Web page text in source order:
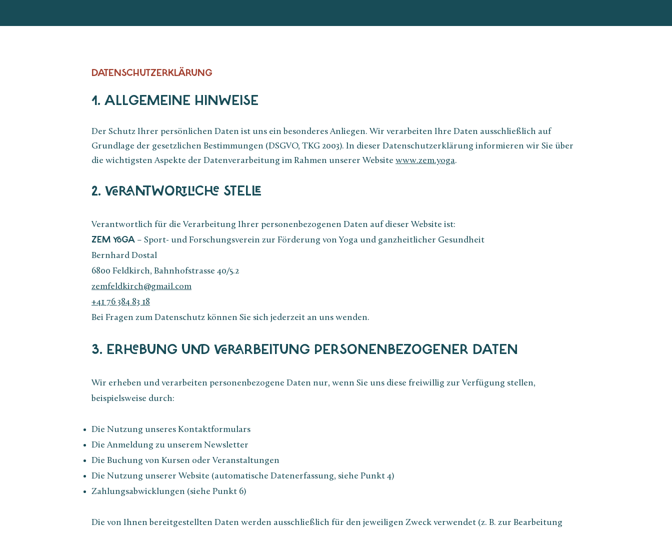
DATENSCHUTZERKLÄRUNG
1. ALLGEMEINE HINWEISE
Der Schutz Ihrer persönlichen Daten ist uns ein besonderes Anliegen. Wir verarbeiten Ihre Daten ausschließlich auf
Grundlage der gesetzlichen Bestimmungen (DSGVO, TKG 2003). In dieser Datenschutzerklärung informieren wir Sie über
die wichtigsten Aspekte der Datenverarbeitung im Rahmen unserer Website www.zem.yoga.
2. VERANTWORTLICHE STELLE
Verantwortlich für die Verarbeitung Ihrer personenbezogenen Daten auf dieser Website ist:
ZEM YOGA – Sport- und Forschungsverein zur Förderung von Yoga und ganzheitlicher Gesundheit
Bernhard Dostal
6800 Feldkirch, Bahnhofstrasse 40/5.2
zemfeldkirch@gmail.com
+41 76 384 83 18
Bei Fragen zum Datenschutz können Sie sich jederzeit an uns wenden.
3. ERHEBUNG UND VERARBEITUNG PERSONENBEZOGENER DATEN
Wir erheben und verarbeiten personenbezogene Daten nur, wenn Sie uns diese freiwillig zur Verfügung stellen,
beispielsweise durch:​
Die Nutzung unseres Kontaktformulars
Die Anmeldung zu unserem Newsletter
Die Buchung von Kursen oder Veranstaltungen
Die Nutzung unserer Website (automatische Datenerfassung, siehe Punkt 4)
Zahlungsabwicklungen (siehe Punkt 6)​
Die von Ihnen bereitgestellten Daten werden ausschließlich für den jeweiligen Zweck verwendet (z. B. zur Bearbeitung